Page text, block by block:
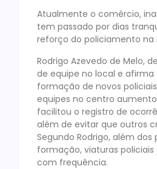
Atualmente o comércio,
tem passado por dias
reforço do policiamento na
Rodrigo Azevedo de Melo,
de equipe no local e afirma
formação de novos
equipes no centro
facilitou o registro de
além de evitar que outros
Segundo Rodrigo, além dos
formação, viaturas
com frequência.